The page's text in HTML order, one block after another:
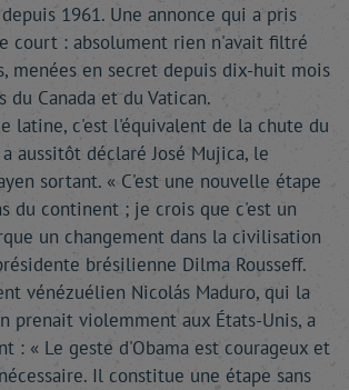
1961. Une annonce qui a pris
court : absolument rien n'avait filtré
menées en secret depuis dix-huit mois
du Canada et du Vatican.
latine, c'est l'équivalent de la chute du
aussitôt déclaré José Mujica, le
sortant. « C'est une nouvelle étape
du continent ; je crois que c'est un
un changement dans la civilisation
brésilienne Dilma Rousseff.
vénézuélien Nicolás Maduro, qui la
prenait violemment aux États-Unis, a
: « Le geste d'Obama est courageux et
Il constitue une étape sans